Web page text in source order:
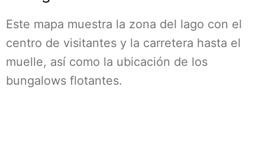
Este mapa muestra la zona del lago con el
centro de visitantes y la carretera hasta el
muelle, así como la ubicación de los
bungalows flotantes.